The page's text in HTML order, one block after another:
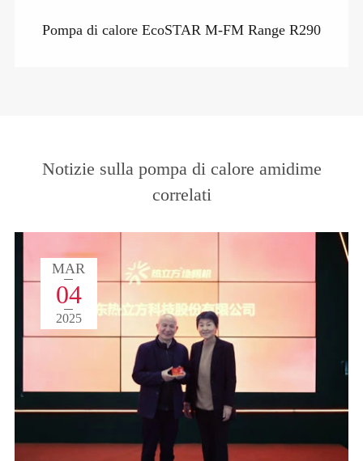
Pompa di calore EcoSTAR M-FM Range R290
Notizie sulla pompa di calore amidime
correlati
MAR
04
2025